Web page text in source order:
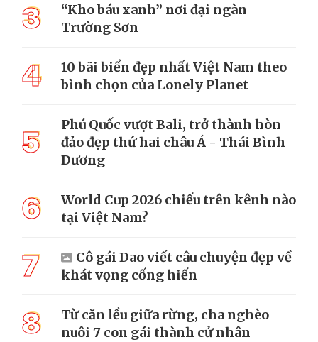
3
“Kho báu xanh” nơi đại ngàn
Trường Sơn
4
10 bãi biển đẹp nhất Việt Nam theo
bình chọn của Lonely Planet
5
Phú Quốc vượt Bali, trở thành hòn
đảo đẹp thứ hai châu Á - Thái Bình
Dương
6
World Cup 2026 chiếu trên kênh nào
tại Việt Nam?
7
Cô gái Dao viết câu chuyện đẹp về
khát vọng cống hiến
8
Từ căn lều giữa rừng, cha nghèo
nuôi 7 con gái thành cử nhân